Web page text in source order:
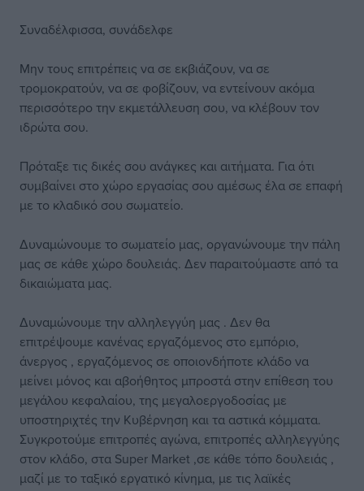
Συναδέλφισσα, συνάδελφε
Μην τους επιτρέπεις να σε εκβιάζουν, να σε
τρομοκρατούν, να σε φοβίζουν, να εντείνουν ακόμα
περισσότερο την εκμετάλλευση σου, να κλέβουν τον
ιδρώτα σου.
Πρόταξε τις δικές σου ανάγκες και αιτήματα. Για ότι
συμβαίνει στο χώρο εργασίας σου αμέσως έλα σε επαφή
με το κλαδικό σου σωματείο.
Δυναμώνουμε το σωματείο μας, οργανώνουμε την πάλη
μας σε κάθε χώρο δουλειάς. Δεν παραιτούμαστε από τα
δικαιώματα μας.
Δυναμώνουμε την αλληλεγγύη μας . Δεν θα
επιτρέψουμε κανένας εργαζόμενος στο εμπόριο,
άνεργος , εργαζόμενος σε οποιονδήποτε κλάδο να
μείνει μόνος και αβοήθητος μπροστά στην επίθεση του
μεγάλου κεφαλαίου, της μεγαλοεργοδοσίας με
υποστηριχτές την Κυβέρνηση και τα αστικά κόμματα.
Συγκροτούμε επιτροπές αγώνα, επιτροπές αλληλεγγύης
στον κλάδο, στα Super Market ,σε κάθε τόπο δουλειάς ,
μαζί με το ταξικό εργατικό κίνημα, με τις λαϊκές